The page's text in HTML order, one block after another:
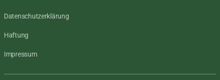
Datenschutzerklärung
Haftung
Impressum